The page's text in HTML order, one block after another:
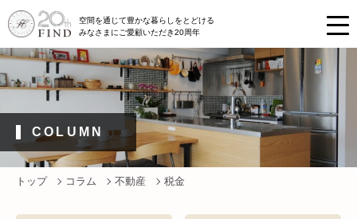
空間を通じて豊かな暮らしをとどける
みなさまにご愛顧いただき20周年
COLUMN
トップ コラム 不動産 税金